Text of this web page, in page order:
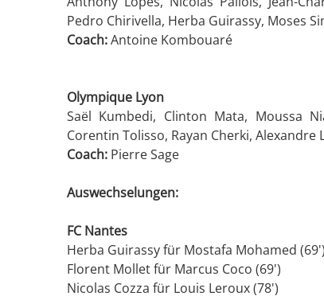
Pedro Chirivella, Herba Guirassy, Moses
Coach:Antoine Kombouaré
Olympique Lyon
Saël Kumbedi, Clinton Mata, Moussa
Corentin Tolisso, Rayan Cherki,
Coach: Pierre Sage
Auswechselungen:
FC Nantes
Herba Guirassy für Mostafa Mohamed (69')
Florent Mollet für Marcus Coco (69')
Nicolas Cozza für Louis Leroux (78')